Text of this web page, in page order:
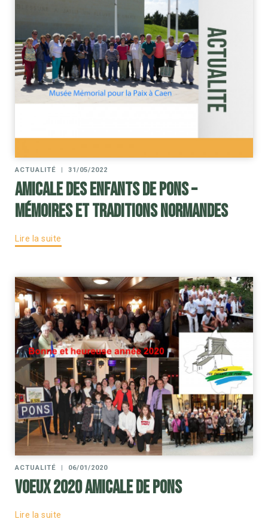
ACTUALITÉ | 31/05/2022
Amicale des Enfants de Pons –
Mémoires et traditions normandes
Lire la suite
ACTUALITÉ 06/01/2020
Voeux 2020 Amicale de Pons
Lire la suite